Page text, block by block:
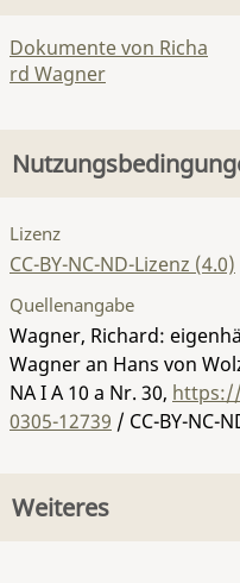
Dokumente von Richa
rd Wagner
Lizenz
CC-BY-NC-ND-Lizenz (4.0)
Quellenangabe
Wagner, Richard:
Wagner an Hans von
NA I A 10 a Nr. 30,
0305-12739 / CC-BY-NC-
Weiteres